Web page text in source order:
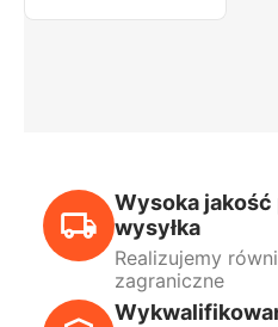
Wysoka
wysyłka
Realizujemy
zagraniczne